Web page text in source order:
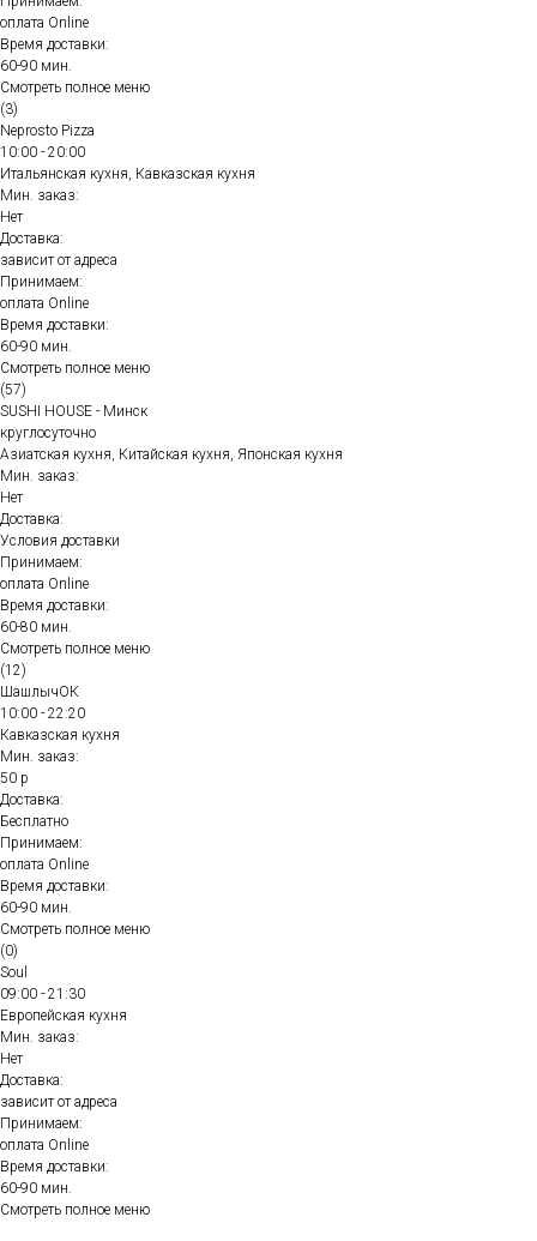
оплата Online
Время доставки:
60-90 мин.
Смотреть полное меню
(3)
Neprosto Pizza
10:00 - 20:00
Итальянская кухня, Кавказская кухня
Мин. заказ:
Нет
Доставка:
зависит от адреса
Принимаем:
оплата Online
Время доставки:
60-90 мин.
Смотреть полное меню
(57)
SUSHI HOUSE - Минск
круглосуточно
Азиатская кухня, Китайская кухня, Японская кухня
Мин. заказ:
Нет
Доставка:
Условия доставки
Принимаем:
оплата Online
Время доставки:
60-80 мин.
Смотреть полное меню
(12)
ШашлычОК
10:00 - 22:20
Кавказская кухня
Мин. заказ:
50 р
Доставка:
Бесплатно
Принимаем:
оплата Online
Время доставки:
60-90 мин.
Смотреть полное меню
(0)
Soul
09:00 - 21:30
Европейская кухня
Мин. заказ:
Нет
Доставка:
зависит от адреса
Принимаем:
оплата Online
Время доставки:
60-90 мин.
Смотреть полное меню